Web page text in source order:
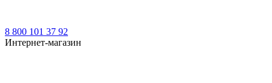
8 800 101 37 92
Интернет-магазин